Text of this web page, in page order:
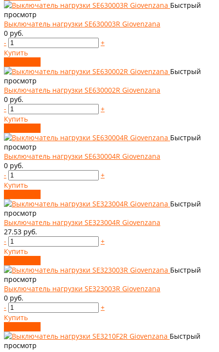
Быстрый
просмотр
Выключатель нагрузки SE630003R Giovenzana
0 руб.
-
+
Купить
Быстрый
просмотр
Выключатель нагрузки SE630002R Giovenzana
0 руб.
-
+
Купить
Быстрый
просмотр
Выключатель нагрузки SE630004R Giovenzana
0 руб.
-
+
Купить
Быстрый
просмотр
Выключатель нагрузки SE323004R Giovenzana
27.53 руб.
-
+
Купить
Быстрый
просмотр
Выключатель нагрузки SE323003R Giovenzana
0 руб.
-
+
Купить
Быстрый
просмотр